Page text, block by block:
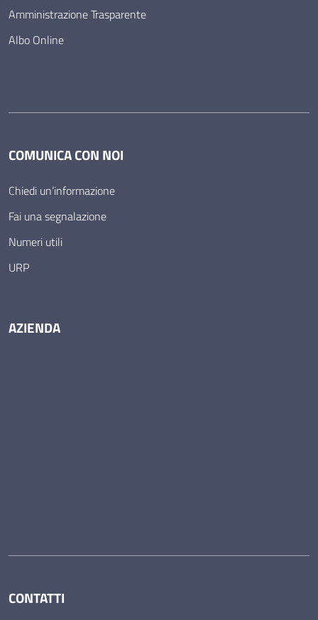
Amministrazione Trasparente
Albo Online
COMUNICA CON NOI
Chiedi un’informazione
Fai una segnalazione
Numeri utili
URP
AZIENDA
CONTATTI